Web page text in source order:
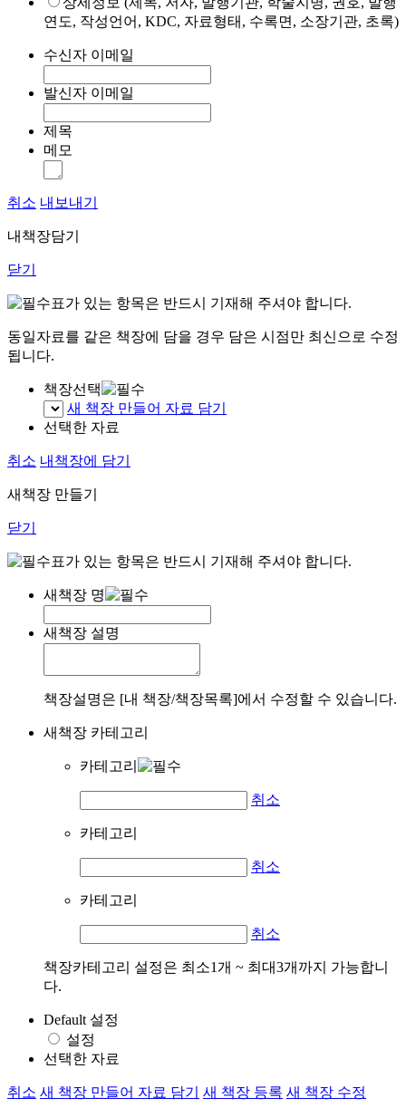
연도, 작성언어, KDC, 자료형태, 수록면, 소장기관, 초록)
수신자 이메일
발신자 이메일
제목
메모
취소 내보내기
내책장담기
닫기
표가 있는 항목은 반드시 기재해 주셔야 합니다.
동일자료를 같은 책장에 담을 경우 담은 시점만 최신으로 수정
됩니다.
책장선택
새 책장 만들어 자료 담기
선택한 자료
취소 내책장에 담기
새책장 만들기
닫기
표가 있는 항목은 반드시 기재해 주셔야 합니다.
새책장 명
새책장 설명
책장설명은 [내 책장/책장목록]에서 수정할 수 있습니다.
새책장 카테고리
카테고리
취소
카테고리
취소
카테고리
취소
책장카테고리 설정은 최소1개 ~ 최대3개까지 가능합니
다.
Default 설정
설정
선택한 자료
취소 새 책장 만들어 자료 담기 새 책장 등록 새 책장 수정